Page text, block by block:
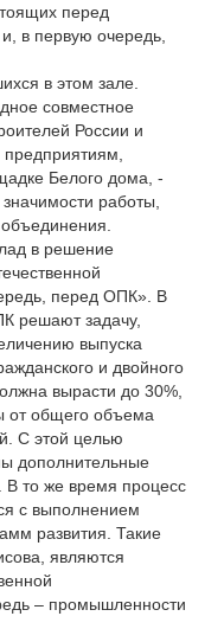
перед
в первую очередь,
в этом зале.
совместное
России и
Белого дома, -
значимости работы,
в решение
перед ОПК». В
решают задачу,
выпуска
и двойного
вырасти до 30%,
от общего объема
С этой целью
дополнительные
то же время процесс
с выполнением
развития. Такие
являются
– промышленности